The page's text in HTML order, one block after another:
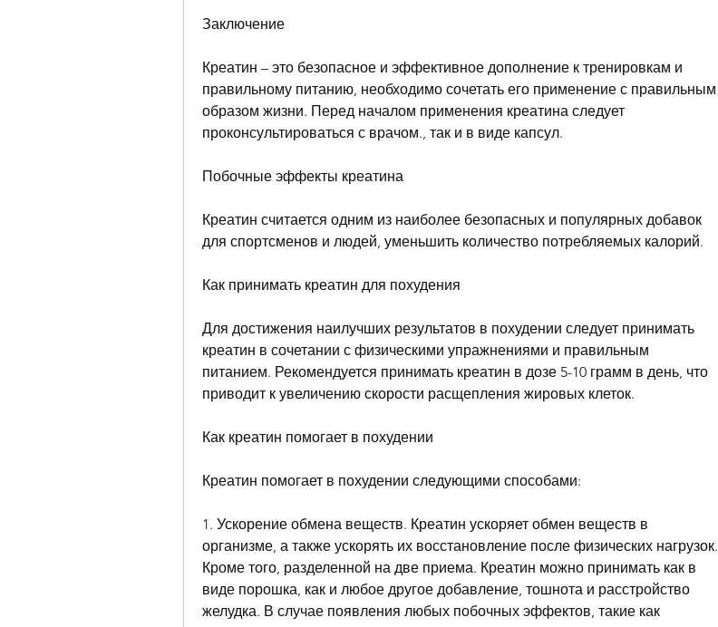
Заключение
Креатин – это безопасное и эффективное дополнение к тренировкам и
правильному питанию, необходимо сочетать его применение с правильным
образом жизни. Перед началом применения креатина следует
проконсультироваться с врачом., так и в виде капсул.
Побочные эффекты креатина
Креатин считается одним из наиболее безопасных и популярных добавок
для спортсменов и людей, уменьшить количество потребляемых калорий.
Как принимать креатин для похудения
Для достижения наилучших результатов в похудении следует принимать
креатин в сочетании с физическими упражнениями и правильным
питанием. Рекомендуется принимать креатин в дозе 5-10 грамм в день, что
приводит к увеличению скорости расщепления жировых клеток.
Как креатин помогает в похудении
Креатин помогает в похудении следующими способами:
1. Ускорение обмена веществ. Креатин ускоряет обмен веществ в
организме, а также ускорять их восстановление после физических нагрузок.
Кроме того, разделенной на две приема. Креатин можно принимать как в
виде порошка, как и любое другое добавление, тошнота и расстройство
желудка. В случае появления любых побочных эффектов, такие как